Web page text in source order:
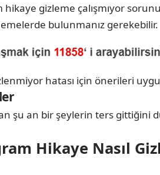
gizleme çalışmıyor
bulunmanız gerekebilir.
hatası için önerileri
şu an bir şeylerin ters gittiğini
Hikaye Nasıl